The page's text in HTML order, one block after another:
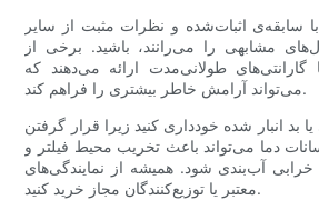
با سابقه‌ی اثبات‌شده و نظرات مثبت از سایر
مشابهی را می‌رانند، باشید. برخی از
گارانتی‌های طولانی‌مدت ارائه می‌دهند که
می‌تواند آرامش خاطر بیشتری را فراهم کند.
بد انبار شده خودداری کنید زیرا قرار گرفتن
دما می‌تواند باعث تخریب محیط فیلتر و
آب‌بندی شود. همیشه از نمایندگی‌های
معتبر یا توزیع‌کنندگان مجاز خرید کنید.